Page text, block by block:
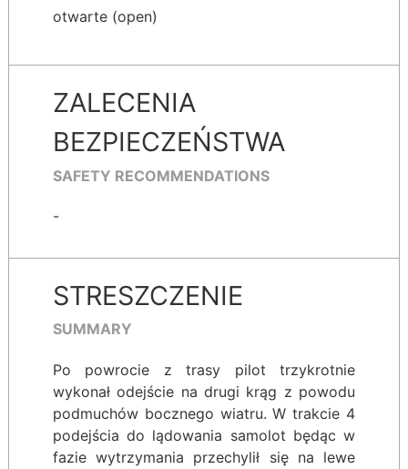
otwarte (open)
ZALECENIA
BEZPIECZEŃSTWA
SAFETY RECOMMENDATIONS
-
STRESZCZENIE
SUMMARY
Po powrocie z trasy pilot trzykrotnie
wykonał odejście na drugi krąg z powodu
podmuchów bocznego wiatru. W trakcie 4
podejścia do lądowania samolot będąc w
fazie wytrzymania przechylił się na lewe